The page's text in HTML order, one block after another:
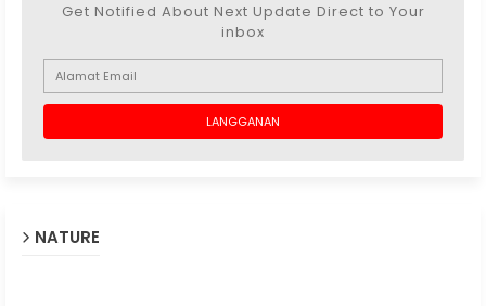
Get Notified About Next Update Direct to Your
inbox
NATURE